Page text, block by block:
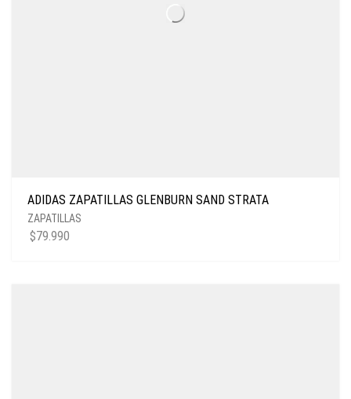
ADIDAS ZAPATILLAS GLENBURN SAND STRATA
ZAPATILLAS
$79.990